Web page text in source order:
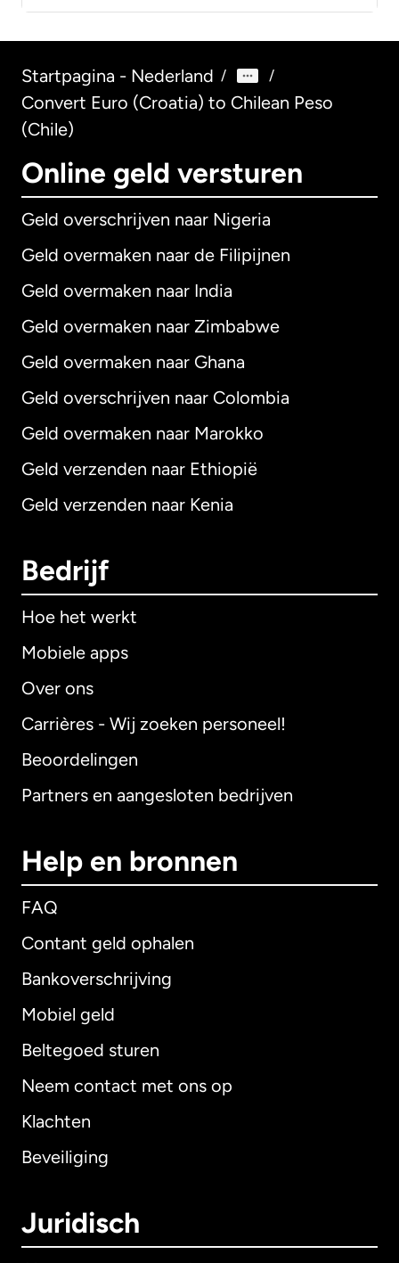
Startpagina - Nederland / /
Convert Euro (Croatia) to Chilean Peso
(Chile)
Online geld versturen
Geld overschrijven naar Nigeria
Geld overmaken naar de Filipijnen
Geld overmaken naar India
Geld overmaken naar Zimbabwe
Geld overmaken naar Ghana
Geld overschrijven naar Colombia
Geld overmaken naar Marokko
Geld verzenden naar Ethiopië
Geld verzenden naar Kenia
Bedrijf
Hoe het werkt
Mobiele apps
Over ons
Carrières - Wij zoeken personeel!
Beoordelingen
Partners en aangesloten bedrijven
Help en bronnen
FAQ
Contant geld ophalen
Bankoverschrijving
Mobiel geld
Beltegoed sturen
Neem contact met ons op
Klachten
Beveiliging
Juridisch